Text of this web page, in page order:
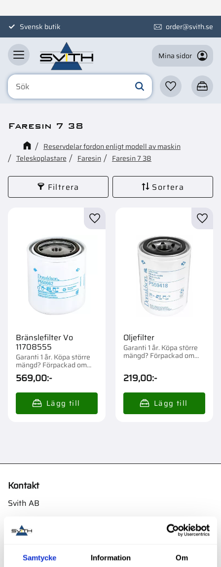
Samtycke Information Om
MenySvensk butik order@svith.se
Mina sidor
Favoriter
Faresin 7 38
Reservdelar fordon enligt modell av maskin
Teleskoplastare
Faresin Faresin 7 38
Filtrera Sortera
Bränslefilter Vo
11708555
Garanti 1 år. Köpa större
mängd? Förpackad om
1/12 st.
569,00:-
Lägg till i favoriter
Oljefilter
Garanti 1 år. Köpa större
mängd? Förpackad om
219,00:-
Kontakt
Svith AB
E-post:
Oscarsbergsvägen 11